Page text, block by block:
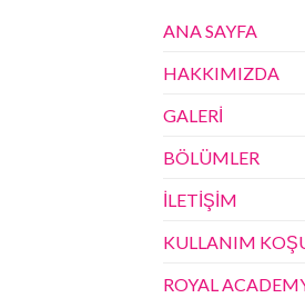
ANA SAYFA
HAKKIMIZDA
GALERİ
BÖLÜMLER
İLETİŞİM
KULLANIM
ROYAL